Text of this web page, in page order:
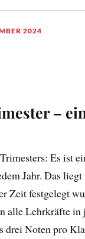
2024
–
Es ist
Jahr. Das liegt
Zeit festgelegt
alle Lehrkräfte in
drei Noten pro